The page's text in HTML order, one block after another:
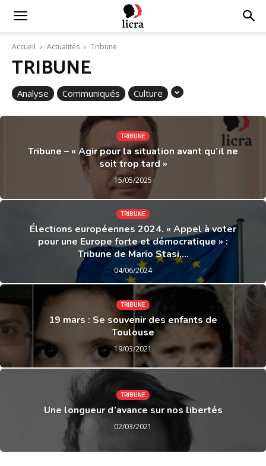
Licra
Antiraciste
Accueil Actualités Tribune
TRIBUNE
Analyse Communiqués Culture
TRIBUNE
Tribune – « Agir pour la situation avant qu’il ne
soit trop tard »
15/05/2025
TRIBUNE
Élections européennes 2024. « Appel à voter
pour une Europe forte et démocratique » :
Tribune de Mario Stasi,...
04/06/2024
TRIBUNE
19 mars : Se souvenir des enfants de
Toulouse
19/03/2021
TRIBUNE
Une longueur d’avance sur nos libertés
02/03/2021